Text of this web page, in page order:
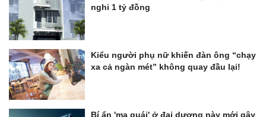
nghi 1 tỷ đồng
Kiểu người phụ nữ khiến đàn ông “chạy
xa cả ngàn mét” không quay đầu lại!
Bí ẩn 'ma quái' ở đại dương này mới gây